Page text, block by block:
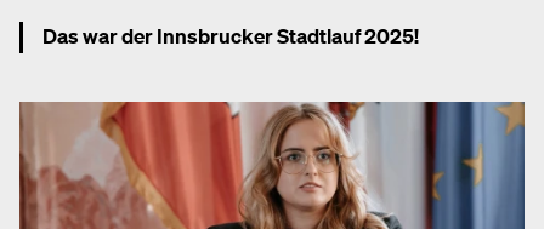
Das war der Innsbrucker Stadtlauf 2025!